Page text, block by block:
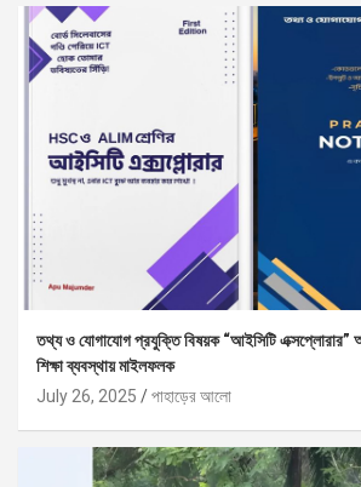
তথ্য ও যোগাযোগ প্রযুক্তি বিষয়ক “আইসিটি এক্সপ্লোরার”
শিক্ষা ব্যবস্থায় মাইলফলক
July 26, 2025
পাহাড়ের আলো